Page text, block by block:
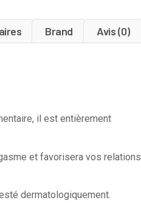
Brand Avis (0)
il est entièrement
et favorisera vos relations
dermatologiquement.